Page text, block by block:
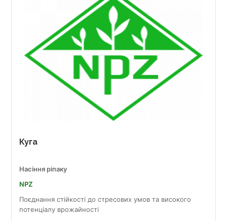
Куга
Насіння ріпаку
NPZ
Поєднання стійкості до стресових умов та високого
потенціалу врожайності